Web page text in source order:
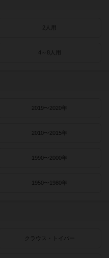
2人用
4～8人用
2019〜2020年
2010〜2015年
1990〜2000年
1950〜1980年
クラウス・トイバー